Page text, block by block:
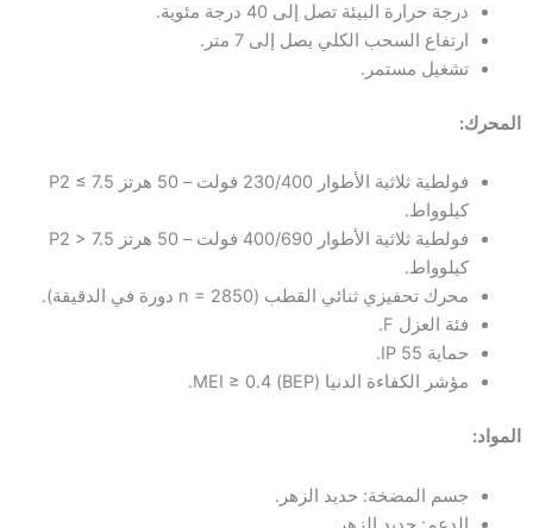
درجة حرارة البيئة تصل إلى 40 درجة مئوية.
ارتفاع السحب الكلي يصل إلى 7 متر.
تشغيل مستمر.
المحرك:
فولطية ثلاثية الأطوار 230/400 فولت – 50 هرتز P2 ≤ 7.5
كيلوواط.
فولطية ثلاثية الأطوار 400/690 فولت – 50 هرتز P2 > 7.5
كيلوواط.
محرك تحفيزي ثنائي القطب (n = 2850 دورة في الدقيقة).
فئة العزل F.
حماية IP 55.
مؤشر الكفاءة الدنيا (BEP) MEI ≥ 0.4.
المواد:
جسم المضخة: حديد الزهر.